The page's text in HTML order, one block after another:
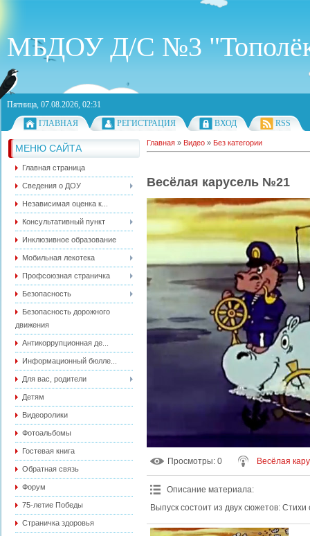
МБДОУ Д/С №3
Пятница, 07.08.2026, 02:31
ГЛАВНАЯ
РЕГИСТРАЦИЯ ВХОД RSS
МЕНЮ САЙТА
Главная страница
Сведения о ДОУ
Независимая оценка к...
Консультативный пункт
Инклюзивное образование
Мобильная лекотека
Профсоюзная страничка
Безопасность
Безопасность дорожного
движения
Антикоррупционная де...
Информационный бюлле...
Для вас, родители
Детям
Видеоролики
Фотоальбомы
Гостевая книга
Обратная связь
Форум
75-летие Победы
Страничка здоровья
Главная » Видео » Без категории
Весёлая карусель №21
Просмотры: 0 Весёлая
Описание материала:
Выпуск состоит из двух сюжетов: